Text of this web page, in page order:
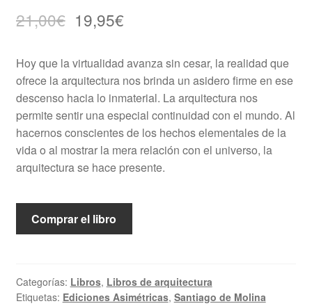
21,00€ 19,95€
Hoy que la virtualidad avanza sin cesar, la realidad que
ofrece la arquitectura nos brinda un asidero firme en ese
descenso hacia lo inmaterial. La arquitectura nos
permite sentir una especial continuidad con el mundo. Al
hacernos conscientes de los hechos elementales de la
vida o al mostrar la mera relación con el universo, la
arquitectura se hace presente.
Comprar el libro
Categorías: Libros, Libros de arquitectura
Etiquetas: Ediciones Asimétricas, Santiago de Molina